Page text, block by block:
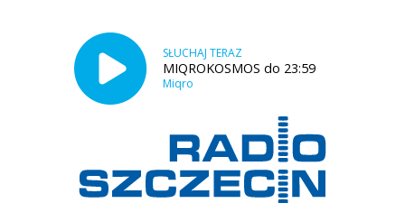
SŁUCHAJ TERAZ
MIQROKOSMOS do 23:59
Miqro